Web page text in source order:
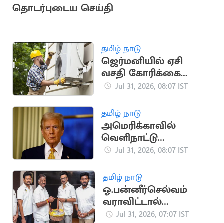
தொடர்புடைய செய்தி
தமிழ் நாடு
ஜெர்மனியில் ஏசி
வசதி கோரிக்கை
வலுக்கிறது
Jul 31, 2026, 08:07 IST
தமிழ் நாடு
அமெரிக்காவில்
வெளிநாட்டு
மாணவர்களுக்கு 1
கட்டணம்?
Jul 31, 2026, 08:07 IST
தமிழ் நாடு
ஓ.பன்னீர்செல்வம்
வராவிட்டால்
ரவீந்திரநாத்
Jul 31, 2026, 07:07 IST